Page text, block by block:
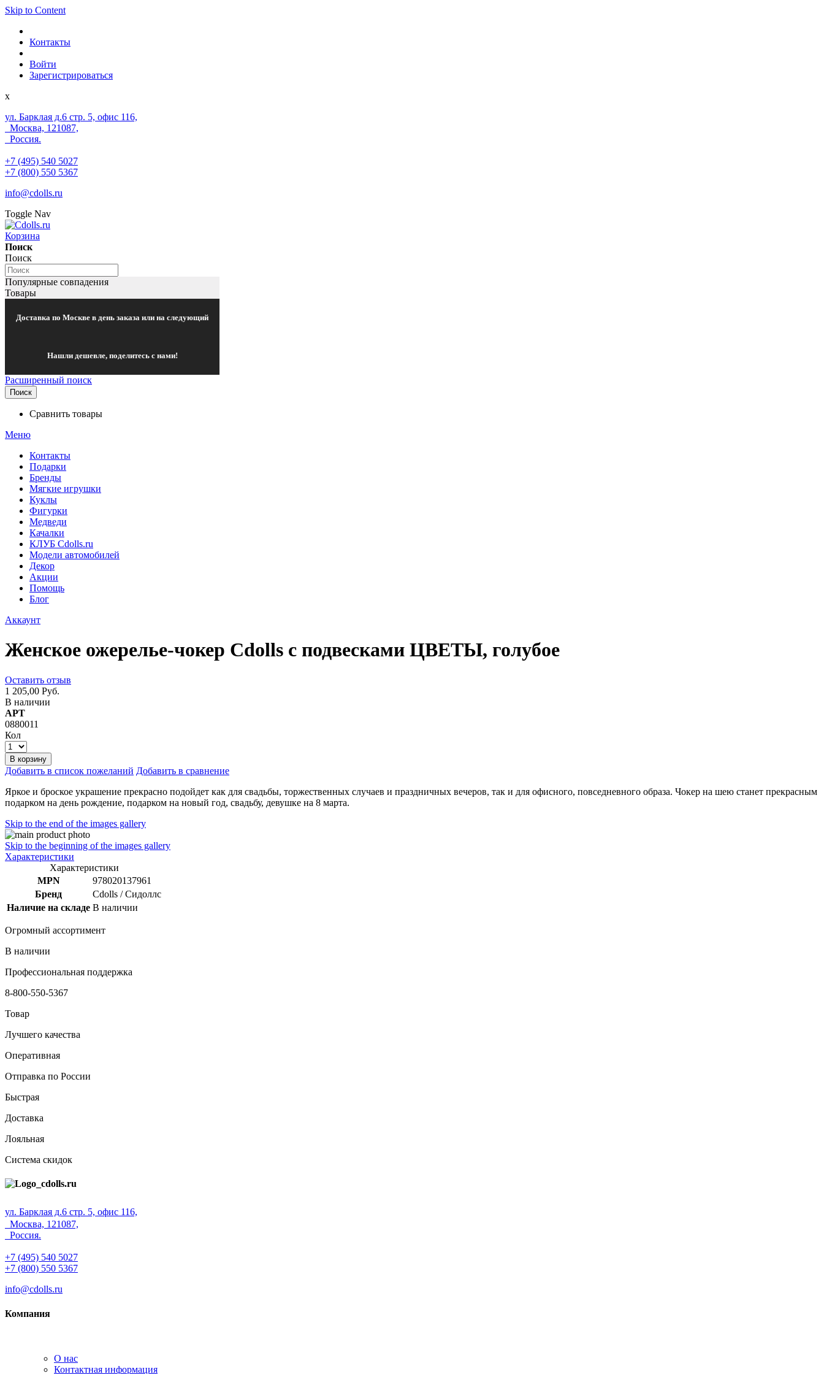
Skip to Content
Контакты
Войти
Зарегистрироваться
x
ул. Барклая д.6 стр. 5, офис 116,
Москва, 121087,
Россия.
+7 (495) 540 5027
+7 (800) 550 5367
info@cdolls.ru
Toggle Nav
Корзина
Поиск
Поиск
Популярные совпадения
Товары
Доставка по Москве в день заказа или на следующий
Нашли дешевле, поделитесь с нами!
Расширенный поиск
Поиск
Сравнить товары
Меню
Контакты
Подарки
Бренды
Мягкие игрушки
Куклы
Фигурки
Медведи
Качалки
КЛУБ Cdolls.ru
Модели автомобилей
Декор
Акции
Помощь
Блог
Аккаунт
Женское ожерелье-чокер Cdolls с подвесками ЦВЕТЫ, голубое
Оставить отзыв
1 205,00 Руб.
В наличии
АРТ
0880011
Кол
В корзину
Добавить в список пожеланий Добавить в сравнение
Яркое и броское украшение прекрасно подойдет как для свадьбы, торжественных случаев и праздничных вечеров, так и для офисного, повседневного образа. Чокер на шею станет прекрасным
подарком на день рождение, подарком на новый год, свадьбу, девушке на 8 марта.
Skip to the end of the images gallery
Skip to the beginning of the images gallery
Характеристики
Характеристики
MPN
978020137961
Бренд
Cdolls / Сидоллс
Наличие на складе В наличии
Огромный ассортимент
В наличии
Профессиональная поддержка
8-800-550-5367
Товар
Лучшего качества
Оперативная
Отправка по России
Быстрая
Доставка
Лояльная
Система скидок
ул. Барклая д.6 стр. 5, офис 116,
Москва, 121087,
Россия.
+7 (495) 540 5027
+7 (800) 550 5367
info@cdolls.ru
Компания
О нас
Контактная информация